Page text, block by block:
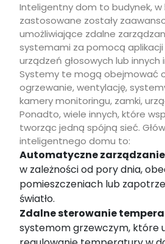
Inteligentny dom to budynek, w
zastosowane zostały
umożliwiające zdalne
systemami za pomocą aplikacji
urządzeń głosowych lub innych
Systemy te mogą obejmować
ogrzewanie, wentylację,
kamery monitoringu, zamki,
Ponadto, wiele innych, które
tworząc jedną spójną sieć.
inteligentnego domu to:
Automatyczne
w zależności od pory dnia,
pomieszczeniach lub
światło.
Zdalne sterowanie
systemom grzewczym, które